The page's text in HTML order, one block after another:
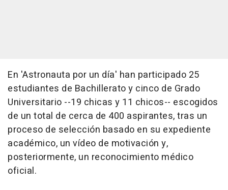
En 'Astronauta por un día' han participado 25
estudiantes de Bachillerato y cinco de Grado
Universitario --19 chicas y 11 chicos-- escogidos
de un total de cerca de 400 aspirantes, tras un
proceso de selección basado en su expediente
académico, un vídeo de motivación y,
posteriormente, un reconocimiento médico
oficial.